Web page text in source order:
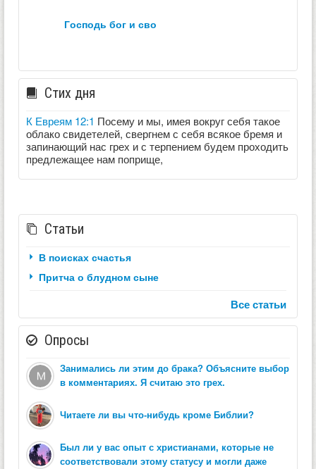
господь бог и сво
Стих дня
К Евреям 12:1 Посему и мы, имея вокруг себя такое
облако свидетелей, свергнем с себя всякое бремя и
запинающий нас грех и с терпением будем проходить
предлежащее нам поприще,
Статьи
В поисках счастья
Притча о блудном сыне
Все статьи
Опросы
Занимались ли этим до брака? Объясните выбор
в комментариях. Я считаю это грех.
Читаете ли вы что-нибудь кроме Библии?
Был ли у вас опыт с христианами, которые не
соответствовали этому статусу и могли даже